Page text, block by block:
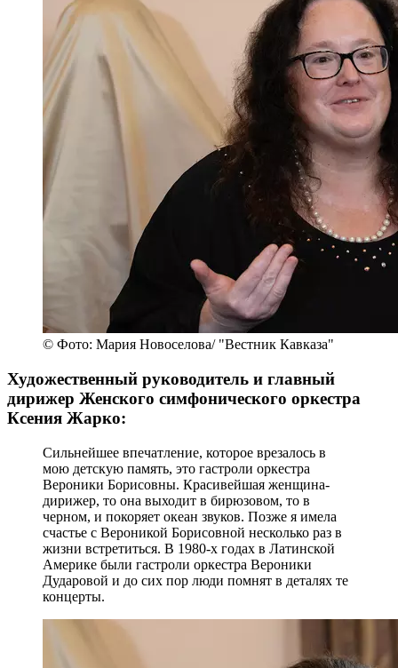
© Фото: Мария Новоселова/ "Вестник Кавказа"
Художественный руководитель и главный
дирижер Женского симфонического оркестра
Ксения Жарко:
Сильнейшее впечатление, которое врезалось в
мою детскую память, это гастроли оркестра
Вероники Борисовны. Красивейшая женщина-
дирижер, то она выходит в бирюзовом, то в
черном, и покоряет океан звуков. Позже я имела
счастье с Вероникой Борисовной несколько раз в
жизни встретиться. В 1980-х годах в Латинской
Америке были гастроли оркестра Вероники
Дударовой и до сих пор люди помнят в деталях те
концерты.